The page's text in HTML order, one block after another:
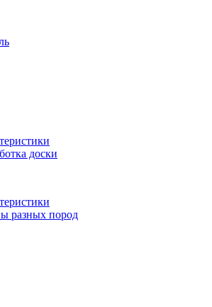
доски
разных пород